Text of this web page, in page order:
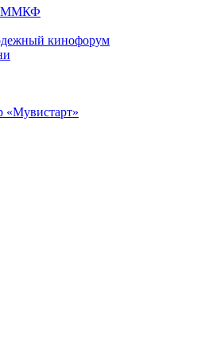
ММКФ
кинофорум
«Мувистарт»